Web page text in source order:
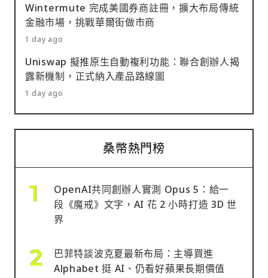
Wintermute 完成美國券商註冊，擴大布局傳統
金融市場，挑戰華爾街做市商
1 day ago
Uniswap 擬推原生自動複利功能：聯合創辦人揭
露新機制，正式納入產品路線圖
1 day ago
桑幣熱門榜
OpenAI共同創辦人實測 Opus 5：給一
段《魔戒》文字，AI 花 2 小時打造 3D 世
界
巴菲特談波克夏最新布局：主導買進
Alphabet 挺 AI、仍看好蘋果長期價值